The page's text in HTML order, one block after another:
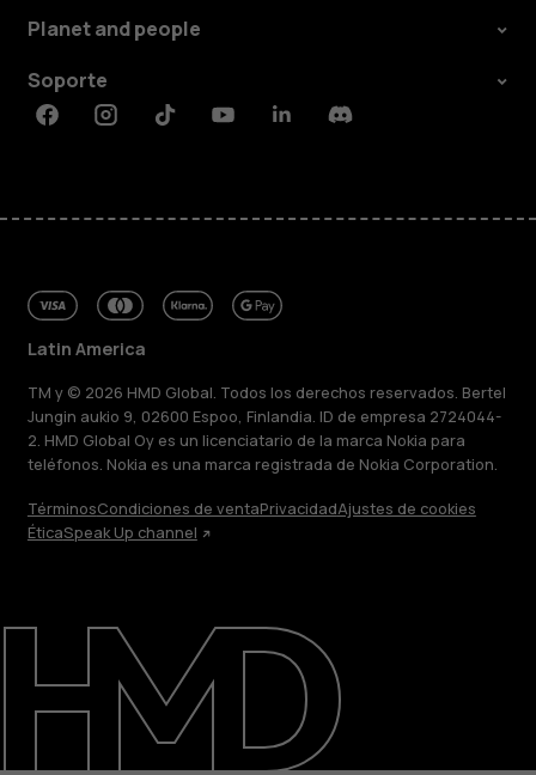
Reparar, reutilizar, reciclar
Sostenibilidad
Soporte
Latin America
Planet and people
Soporte
FacebookInstagramTiktokYoutubeLinkedinDiscord
Latin America
TM y © 2026 HMD Global. Todos los derechos reservados. Bertel
Jungin aukio 9, 02600 Espoo, Finlandia. ID de empresa 2724044-
2. HMD Global Oy es un licenciatario de la marca Nokia para
teléfonos. Nokia es una marca registrada de Nokia Corporation.
TérminosCondiciones de ventaPrivacidadAjustes de cookies
ÉticaSpeak Up channel